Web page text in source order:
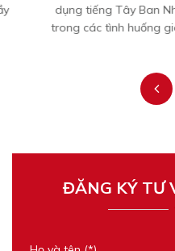
dụng tiếng Tây Ban Nha
trong các tình huống
ĐĂNG KÝ TƯ